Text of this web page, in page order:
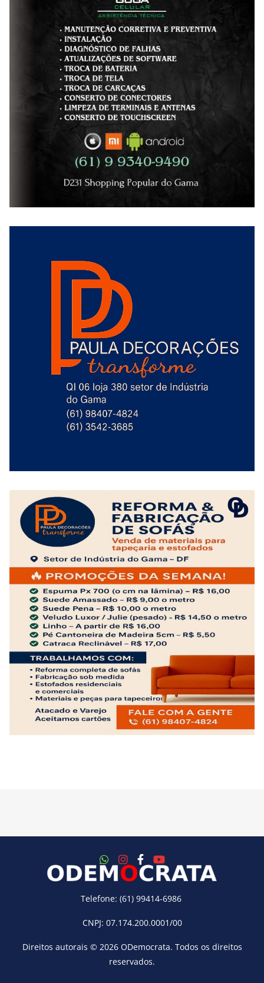
Telefone: (61) 99414-6986
CNPJ: 07.174.200.0001/00
Direitos autorais © 2026 ODemocrata. Todos os direitos
reservados.